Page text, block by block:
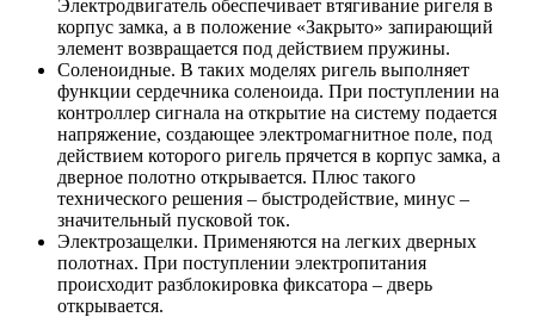
Электродвигатель обеспечивает втягивание ригеля в
корпус замка, а в положение «Закрыто» запирающий
элемент возвращается под действием пружины.
Соленоидные. В таких моделях ригель выполняет
функции сердечника соленоида. При поступлении на
контроллер сигнала на открытие на систему подается
напряжение, создающее электромагнитное поле, под
действием которого ригель прячется в корпус замка, а
дверное полотно открывается. Плюс такого
технического решения – быстродействие, минус –
значительный пусковой ток.
Электрозащелки. Применяются на легких дверных
полотнах. При поступлении электропитания
происходит разблокировка фиксатора – дверь
открывается.